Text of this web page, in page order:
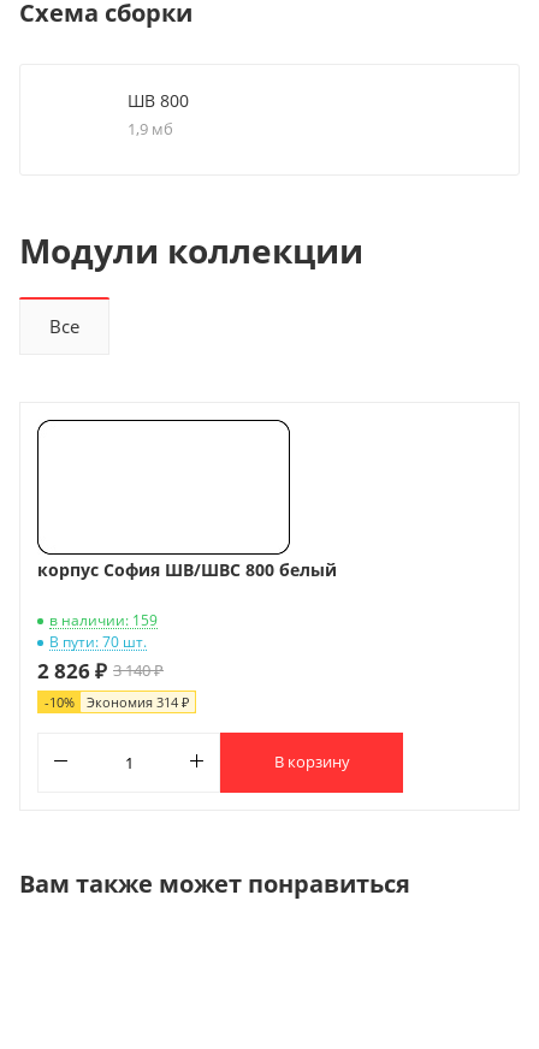
Схема сборки
ШВ 800
1,9 мб
Модули коллекции
Все
корпус София ШВ/ШВС 800 белый
в наличии: 159
В пути: 70 шт.
2 826 ₽ 3 140 ₽
-10% Экономия 314 ₽
В корзину
Вам также может понравиться